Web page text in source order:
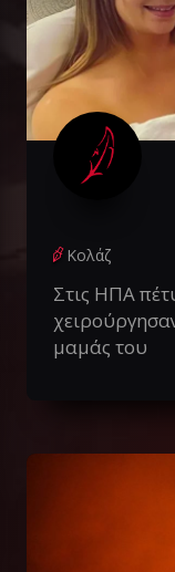
Κολάζ
Στις ΗΠΑ
μαμάς του